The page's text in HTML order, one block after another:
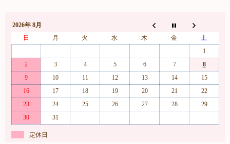
2026年 8月
日
月 火 水 木 金
土
1
2
3 4 5 6 7
8
9
10 11 12 13 14
15
16
17 18 19 20 21
22
23
24 25 26 27 28
29
30
31
定休日